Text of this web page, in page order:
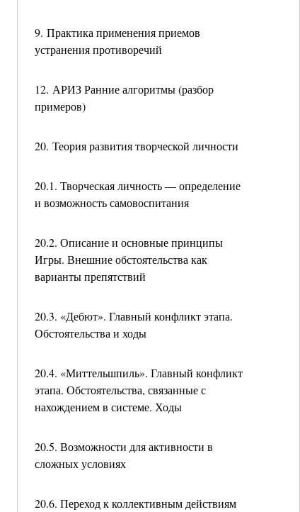
9. Практика применения приемов
устранения противоречий
12. АРИЗ Ранние алгоритмы (разбор
примеров)
20. Теория развития творческой личности
20.1. Творческая личность — определение
и возможность самовоспитания
20.2. Описание и основные принципы
Игры. Внешние обстоятельства как
варианты препятствий
20.3. «Дебют». Главный конфликт этапа.
Обстоятельства и ходы
20.4. «Миттельшпиль». Главный конфликт
этапа. Обстоятельства, связанные с
нахождением в системе. Ходы
20.5. Возможности для активности в
сложных условиях
20.6. Переход к коллективным действиям